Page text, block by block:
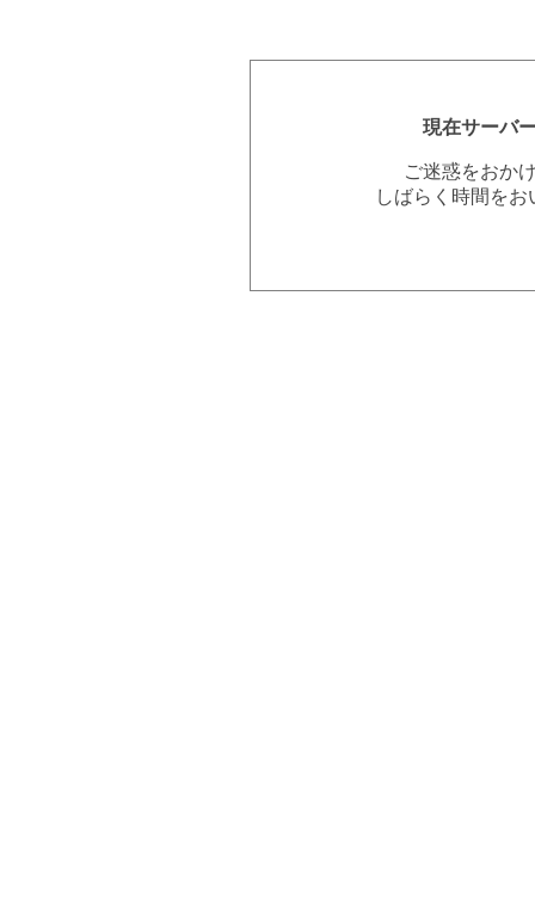
現在サーバ
ご迷惑をおか
しばらく時間を